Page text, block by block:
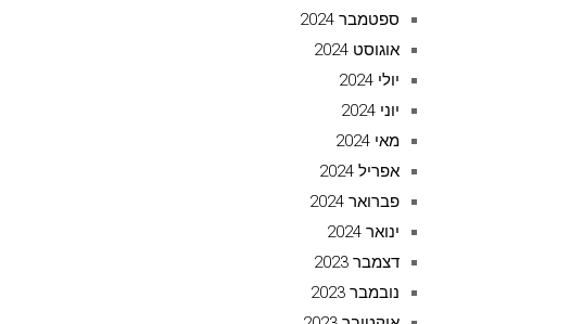
ספטמבר 2024
אוגוסט 2024
יולי 2024
יוני 2024
מאי 2024
אפריל 2024
פברואר 2024
ינואר 2024
דצמבר 2023
נובמבר 2023